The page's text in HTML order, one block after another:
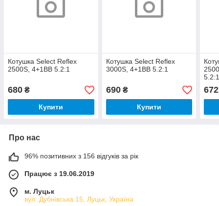
Котушка Select Reflex
2500S, 4+1BB 5.2:1
680 ₴
Купити
Котушка Select Reflex
3000S, 4+1BB 5.2:1
690₴
Купити
672
Про нас
96% позитивних з 156 відгуків за рік
Працює з 19.06.2019
м. Луцьк
вул. Дубнівська 15, Луцьк, Україна